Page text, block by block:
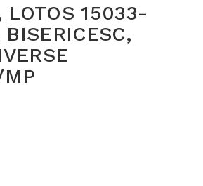
LOTOS 15033-